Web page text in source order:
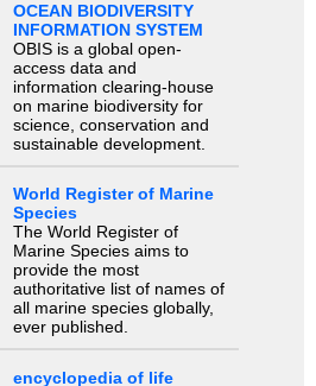
OCEAN BIODIVERSITY
INFORMATION SYSTEM
OBIS is a global open-
access data and
information clearing-house
on marine biodiversity for
science, conservation and
sustainable development.
World Register of Marine
Species
The World Register of
Marine Species aims to
provide the most
authoritative list of names of
all marine species globally,
ever published.
encyclopedia of life